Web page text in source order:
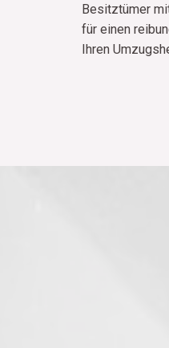
Besitztümer
für einen
Ihren